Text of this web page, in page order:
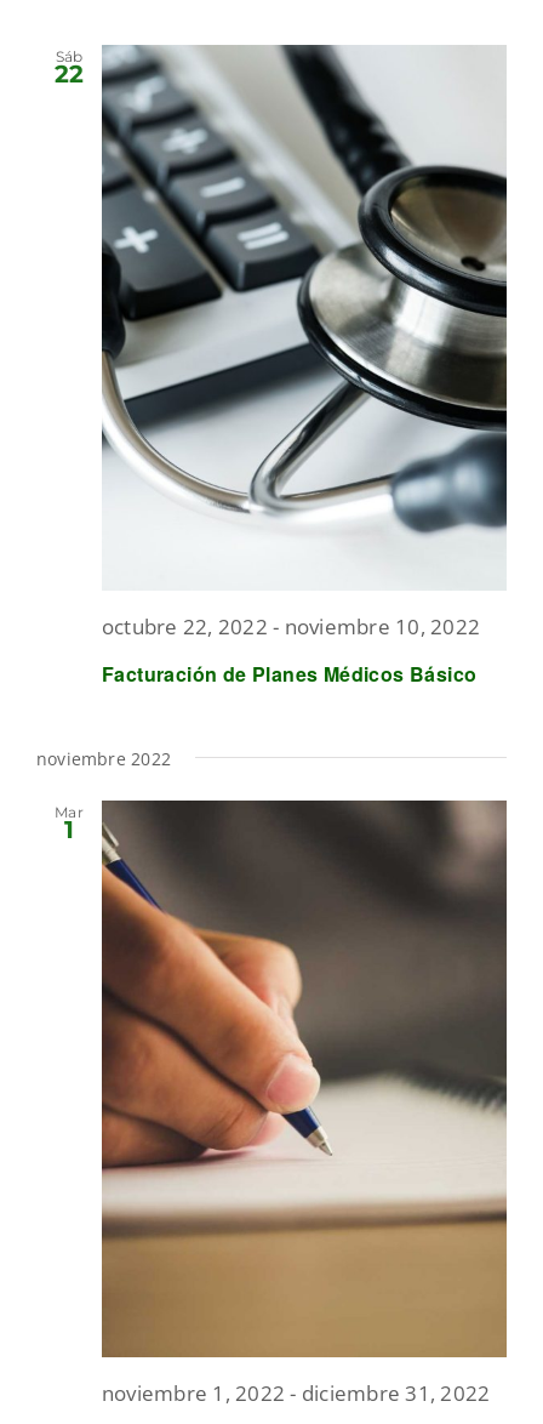
Sáb
22
Facturación de Planes Médicos Básico
octubre 22, 2022 - noviembre 10, 2022
noviembre 2022
Mar
1
noviembre 1, 2022 - diciembre 31, 2022